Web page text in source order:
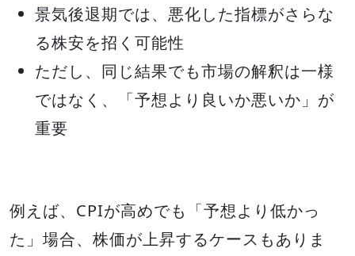
景気後退期では、悪化した指標がさらな
る株安を招く可能性
ただし、同じ結果でも市場の解釈は一様
ではなく、「予想より良いか悪いか」が
重要
例えば、CPIが高めでも「予想より低かっ
た」場合、株価が上昇するケースもありま